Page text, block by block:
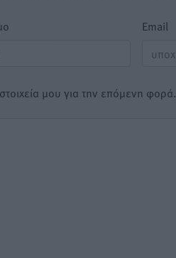
Email
μου για την επόμενη φορά.